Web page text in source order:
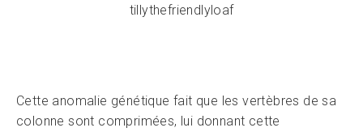
tillythefriendlyloaf
Cette anomalie génétique fait que les vertèbres de sa
colonne sont comprimées, lui donnant cette